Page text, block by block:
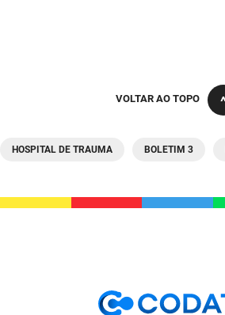
VOLTAR AO TOPO
HOSPITAL DE TRAUMA BOLETIM 3